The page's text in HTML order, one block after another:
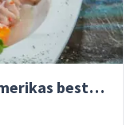
Peruanische Küche – Südamerikas beste Gastronomie